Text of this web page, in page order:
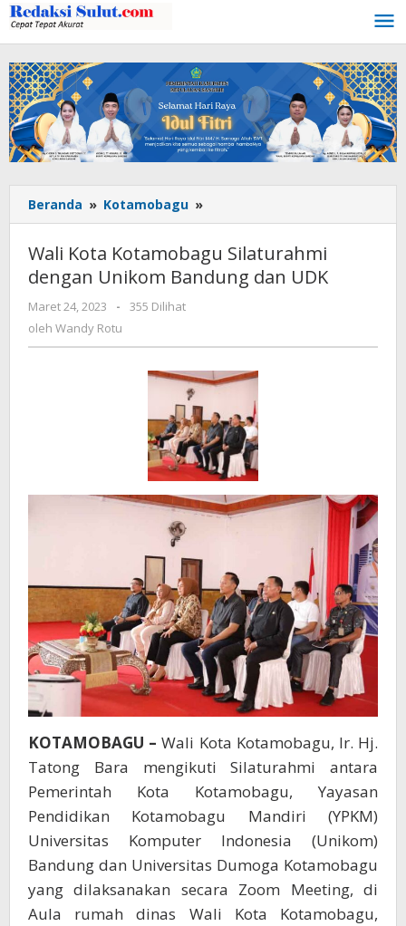
Lewati
ke
konten
Beranda » Kotamobagu »
Kota
Kotamobagu
Silaturahmi
dengan
Wali Kota Kotamobagu Silaturahmi
dengan Unikom Bandung dan UDK
Maret 24, 2023
oleh
Wandy
-
355 Dilihat
oleh Wandy Rotu
KOTAMOBAGU – Wali Kota Kotamobagu, Ir. Hj.
Tatong Bara mengikuti Silaturahmi antara
Pemerintah Kota Kotamobagu, Yayasan
Pendidikan Kotamobagu Mandiri (YPKM)
Universitas Komputer Indonesia (Unikom)
Bandung dan Universitas Dumoga Kotamobagu
yang dilaksanakan secara Zoom Meeting, di
Aula rumah dinas Wali Kota Kotamobagu,